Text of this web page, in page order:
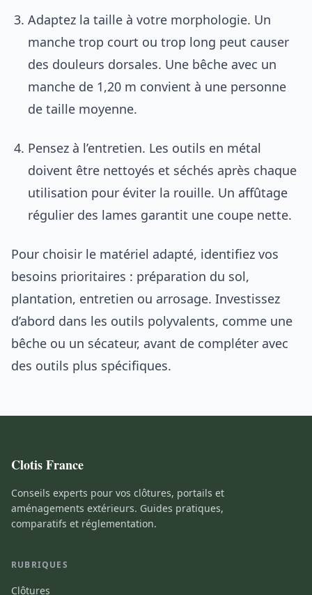
Adaptez la taille à votre morphologie. Un
manche trop court ou trop long peut causer
des douleurs dorsales. Une bêche avec un
manche de 1,20 m convient à une personne
de taille moyenne.
Pensez à l’entretien. Les outils en métal
doivent être nettoyés et séchés après chaque
utilisation pour éviter la rouille. Un affûtage
régulier des lames garantit une coupe nette.
Pour choisir le matériel adapté, identifiez vos
besoins prioritaires : préparation du sol,
plantation, entretien ou arrosage. Investissez
d’abord dans les outils polyvalents, comme une
bêche ou un sécateur, avant de compléter avec
des outils plus spécifiques.
Clotis France
Conseils experts pour vos clôtures, portails et
aménagements extérieurs. Guides pratiques,
comparatifs et réglementation.
RUBRIQUES
Clôtures